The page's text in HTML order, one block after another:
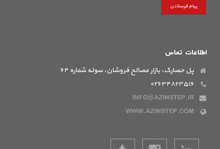
پیام فرستادن
اطلاعات تماس
پل حصارک، بازار مصالح فروشان، سوله شماره ۶۴
۰۲۶۳۴۸۲۳۵۱۶
INFO@AZINSTEP.IR
WWW.AZINSTEP.COM